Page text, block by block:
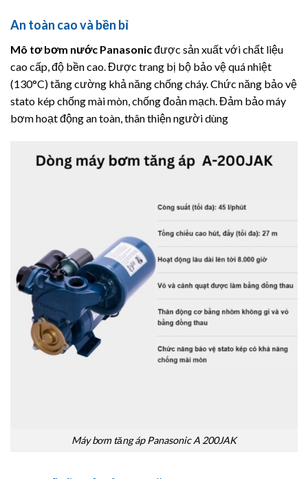
An toàn cao và bền bỉ
Mô tơ bơm nước Panasonicđược sản xuất với chất liệu
cao cấp, độ bền cao. Được trang bị bộ bảo vệ quá nhiệt
(130°C) tăng cường khả năng chống cháy. Chức năng bảo vệ
stato kép chống mài mòn, chống đoản mạch. Đảm bảo máy
bơm hoạt động an toàn, thân thiện người dùng
Máy bơm tăng áp Panasonic A 200JAK